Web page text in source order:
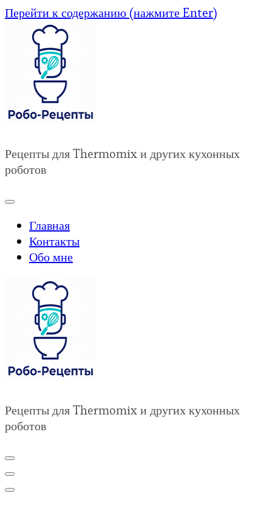
Перейти к содержанию (нажмите Enter)
Рецепты для Thermomix и других кухонных
роботов
Главная
Контакты
Обо мне
Рецепты для Thermomix и других кухонных
роботов